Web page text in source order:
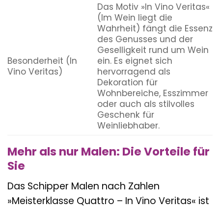
Besonderheit (In
Vino Veritas)
Das Motiv »In Vino Veritas«
(Im Wein liegt die
Wahrheit) fängt die Essenz
des Genusses und der
Geselligkeit rund um Wein
ein. Es eignet sich
hervorragend als
Dekoration für
Wohnbereiche, Esszimmer
oder auch als stilvolles
Geschenk für
Weinliebhaber.
Mehr als nur Malen: Die Vorteile für
Sie
Das Schipper Malen nach Zahlen
»Meisterklasse Quattro – In Vino Veritas« ist